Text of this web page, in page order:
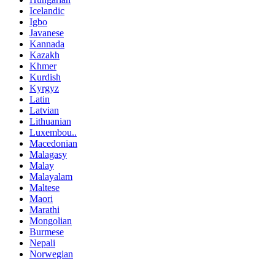
Icelandic
Igbo
Javanese
Kannada
Kazakh
Khmer
Kurdish
Kyrgyz
Latin
Latvian
Lithuanian
Luxembou..
Macedonian
Malagasy
Malay
Malayalam
Maltese
Maori
Marathi
Mongolian
Burmese
Nepali
Norwegian